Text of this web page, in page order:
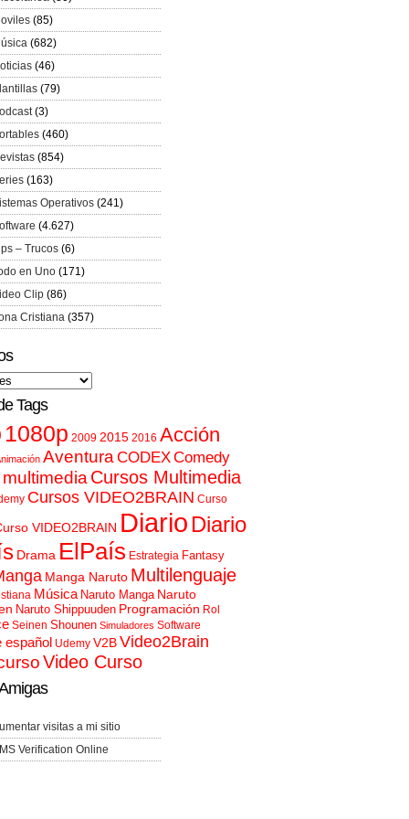
(85)
(682)
(46)
(79)
(3)
(460)
(854)
(163)
Operativos (241)
(4.627)
– Trucos (6)
en Uno (171)
Clip (86)
Cristiana (357)
Tags
1080p 2009 2015 2016 Acción
AventuraCODEXComedy
Cursos Multimedia
Cursos VIDEO2BRAIN Curso
VIDEO2BRAIN Diario Diario
Drama ElPaís Estrategia Fantasy
Manga Naruto Multilenguaje
Música Naruto Manga Naruto
Naruto Shippuuden Programación Rol
Seinen Shounen Simuladores Software
español Udemy V2BVideo2Brain
Video Curso
visitas a mi sitio
Verification Online